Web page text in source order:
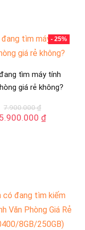
- 25%
tìm máy tính
giá rẻ không?
7.900.000₫
Giá
5.900.000 ₫Giá